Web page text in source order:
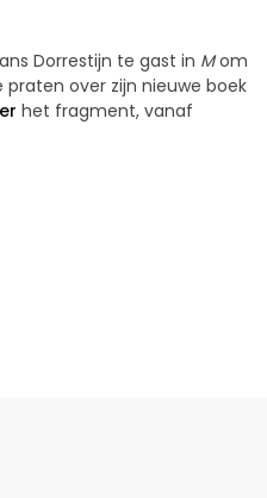
Dorrestijn te gast in Mom
over zijn nieuwe boek
het fragment, vanaf